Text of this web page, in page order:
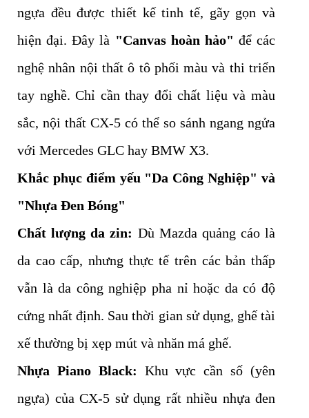
ngựa đều được thiết kế tinh tế, gãy gọn và
hiện đại. Đây là "Canvas hoàn hảo" để các
nghệ nhân nội thất ô tô phối màu và thi triển
tay nghề. Chỉ cần thay đổi chất liệu và màu
sắc, nội thất CX-5 có thể so sánh ngang ngửa
với Mercedes GLC hay BMW X3.
Khắc phục điểm yếu "Da Công Nghiệp" và
"Nhựa Đen Bóng"
Chất lượng da zin: Dù Mazda quảng cáo là
da cao cấp, nhưng thực tế trên các bản thấp
vẫn là da công nghiệp pha nỉ hoặc da có độ
cứng nhất định. Sau thời gian sử dụng, ghế tài
xế thường bị xẹp mút và nhăn má ghế.
Nhựa Piano Black: Khu vực cần số (yên
ngựa) của CX-5 sử dụng rất nhiều nhựa đen